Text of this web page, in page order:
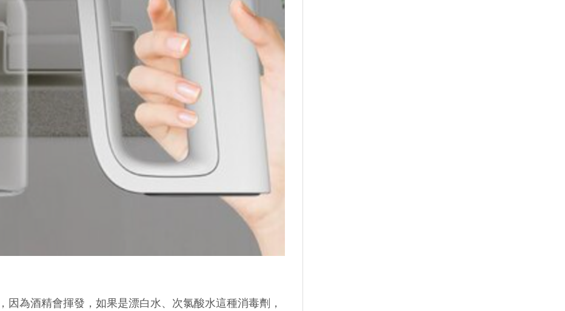
為酒精會揮發，如果是漂白水、次氯酸水這種消毒劑，